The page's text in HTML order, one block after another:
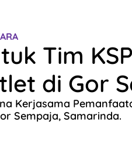
Tim
di Gor
Kerjasama
Sempaja, Samarinda.